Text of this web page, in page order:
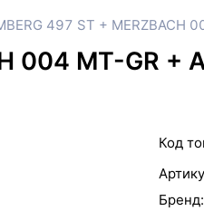
497 ST + MERZBACH
004 MT-GR +
Код
Бренд: